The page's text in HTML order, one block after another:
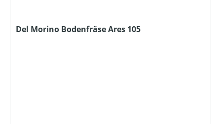
Del Morino Bodenfräse Ares 105